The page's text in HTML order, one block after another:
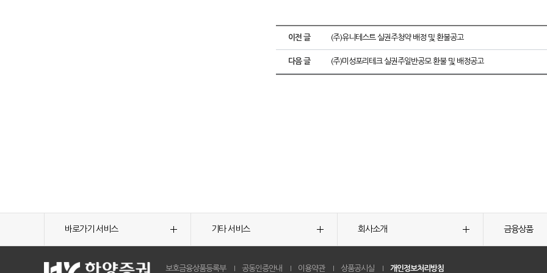
이전 글 (주)유니테스트 실권주청약 배정 및 환불공고
다음 글 (주)미성포리테크 실권주일반공모 환불 및 배정공고
바로가기 서비스 기타 서비스 회사소개 금융상품
보호금융상품등록부 공동인증안내 이용약관 상품공시실 개인정보처리방침